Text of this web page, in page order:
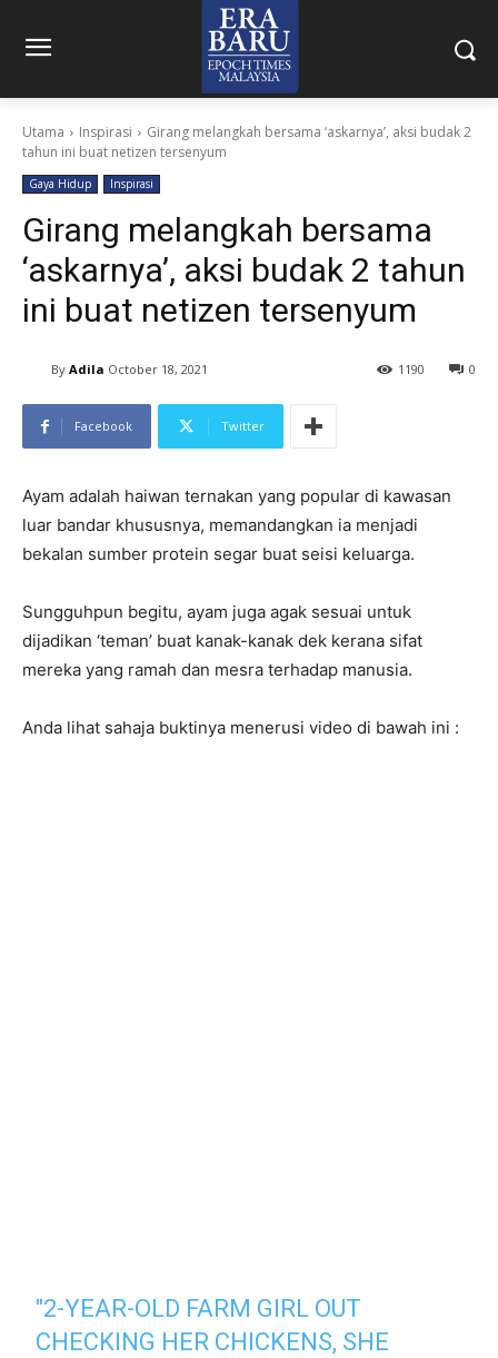
Utama Inspirasi
Girang melangkah bersama ‘askarnya’, aksi budak 2
tahun ini buat netizen tersenyum
Gaya Hidup Inspirasi
Girang melangkah bersama
‘askarnya’, aksi budak 2 tahun
ini buat netizen tersenyum
By Adila October 18, 2021 0
1190
Facebook Twitter
Ayam adalah haiwan ternakan yang popular di kawasan
luar bandar khususnya, memandangkan ia menjadi
bekalan sumber protein segar buat seisi keluarga.
Sungguhpun begitu, ayam juga agak sesuai untuk
dijadikan ‘teman’ buat kanak-kanak dek kerana sifat
mereka yang ramah dan mesra terhadap manusia.
Anda lihat sahaja buktinya menerusi video di bawah ini :
"2-YEAR-OLD FARM GIRL OUT
CHECKING HER CHICKENS, SHE